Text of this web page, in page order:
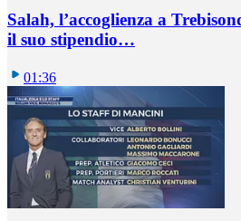
Salah, l’accoglienza a
il suo stipendio…
01:36